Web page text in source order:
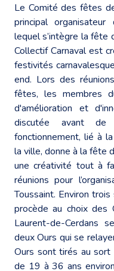
Le Comité des fêtes
principal
lequel s’intègre la fête
Collectif Carnaval est
festivités
end. Lors des
fêtes, les membres
d'amélioration et
discutée avant
fonctionnement, lié à
la ville, donne à la fête
une créativité tout à
réunions pour
Toussaint. Environ
procède au choix des
Laurent-de-Cerdans
deux Ours qui se
Ours sont tirés au sort
de 19 à 36 ans